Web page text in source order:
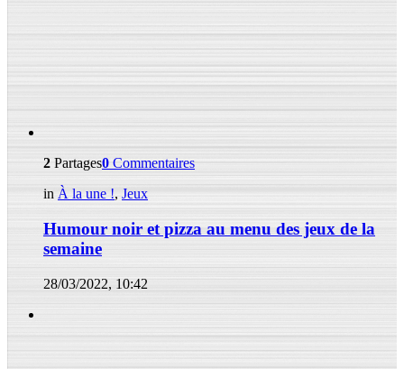
2 Partages0 Commentaires
in À la une !, Jeux
Humour noir et pizza au menu des jeux de la
semaine
28/03/2022, 10:42